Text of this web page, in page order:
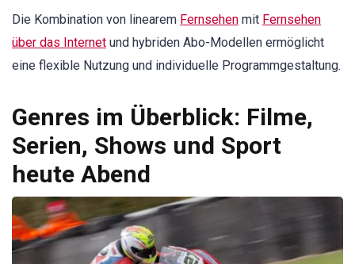
Die Kombination von linearem Fernsehen mit Fernsehen
über das Internet und hybriden Abo-Modellen ermöglicht
eine flexible Nutzung und individuelle Programmgestaltung.
Genres im Überblick: Filme,
Serien, Shows und Sport
heute Abend